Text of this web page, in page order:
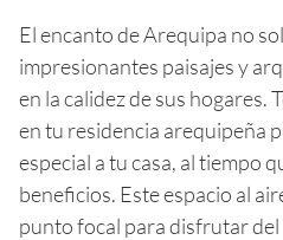
El encanto de Arequipa no
impresionantes paisajes y
en la calidez de sus hogares.
en tu residencia arequipeña
especial a tu casa, al tiempo
beneficios. Este espacio al
punto focal para disfrutar del